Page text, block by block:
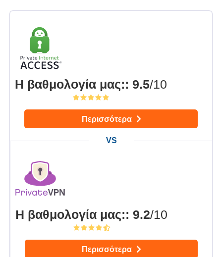
Η βαθμολογία μας:: 9.5/10
Περισσότερα
Η βαθμολογία μας:: 9.2/10
Περισσότερα